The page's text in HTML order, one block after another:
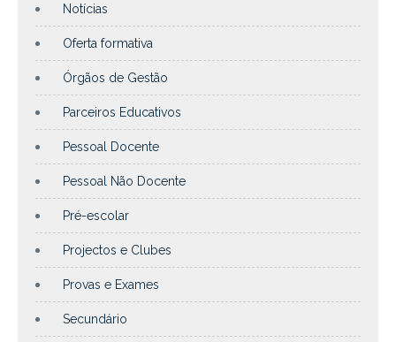
Notícias
Oferta formativa
Órgãos de Gestão
Parceiros Educativos
Pessoal Docente
Pessoal Não Docente
Pré-escolar
Projectos e Clubes
Provas e Exames
Secundário